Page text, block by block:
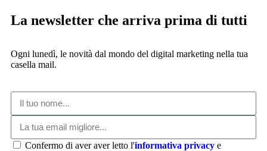
La newsletter che arriva prima di tutti
Ogni lunedì, le novità dal mondo del digital marketing nella tua
casella mail.
Confermo di aver aver letto l'informativa privacy e